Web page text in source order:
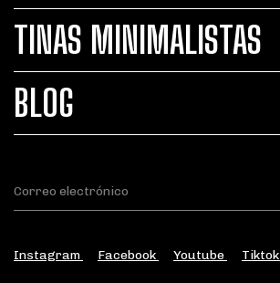
TINAS MINIMALISTAS
BLOG
Instagram Facebook Youtube Tiktok